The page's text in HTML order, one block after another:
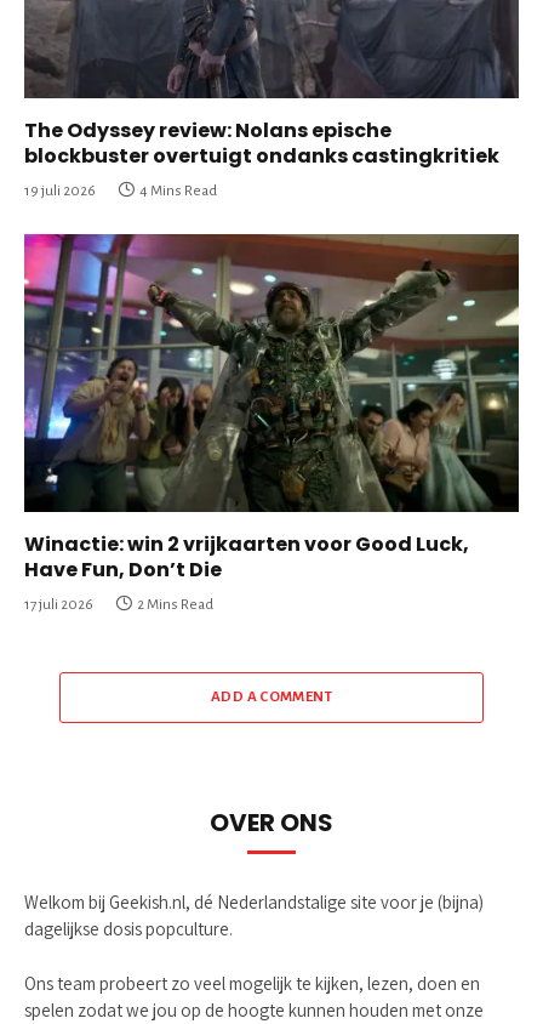
The Odyssey review: Nolans epische
blockbuster overtuigt ondanks castingkritiek
19 juli 2026 4 Mins Read
Winactie: win 2 vrijkaarten voor Good Luck,
Have Fun, Don’t Die
17 juli 2026 2 Mins Read
ADD A COMMENT
OVER ONS
Welkom bij Geekish.nl, dé Nederlandstalige site voor je (bijna)
dagelijkse dosis popculture.
Ons team probeert zo veel mogelijk te kijken, lezen, doen en
spelen zodat we jou op de hoogte kunnen houden met onze